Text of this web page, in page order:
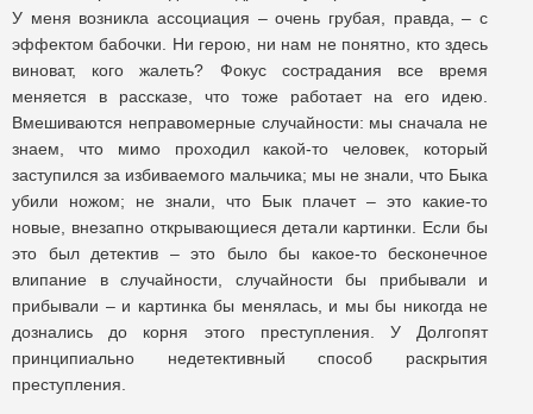
У меня возникла ассоциация – очень грубая, правда, – с
эффектом бабочки. Ни герою, ни нам не понятно, кто здесь
виноват, кого жалеть? Фокус сострадания все время
меняется в рассказе, что тоже работает на его идею.
Вмешиваются неправомерные случайности: мы сначала не
знаем, что мимо проходил какой-то человек, который
заступился за избиваемого мальчика; мы не знали, что Быка
убили ножом; не знали, что Бык плачет – это какие-то
новые, внезапно открывающиеся детали картинки. Если бы
это был детектив – это было бы какое-то бесконечное
влипание в случайности, случайности бы прибывали и
прибывали – и картинка бы менялась, и мы бы никогда не
дознались до корня этого преступления. У Долгопят
принципиально недетективный способ раскрытия
преступления.